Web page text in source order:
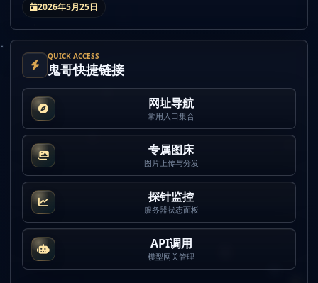
2026年5月25日
QUICK ACCESS
鬼哥快捷链接
网址导航
常用入口集合
专属图床
图片上传与分发
探针监控
服务器状态面板
API调用
模型网关管理